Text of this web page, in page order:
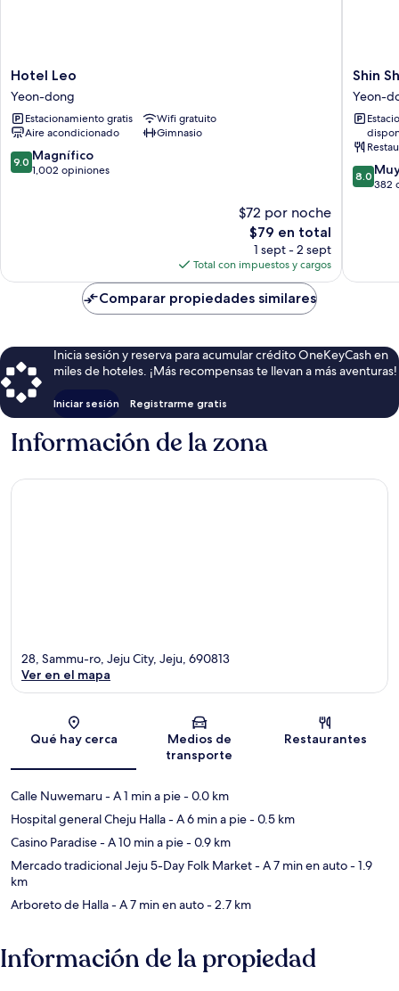
Hotel
Leo
Yeon-
dong
Hotel Leo
Yeon-dong
Estacionamiento gratis
Wifi gratuito
Aire acondicionado
Gimnasio
9.0
de
9.0 Magnífico
1,002 opiniones
$72 por noche
El
precio
actual
es
de
$79
$79 en total
1 sept - 2 sept
Total con impuestos y cargos
Shin
Shin
Hotel
Jeju
Airport
Yeon-
dong
Shin
Yeon-
8.0
de
8.0
382
Comparar propiedades similares
Inicia sesión y reserva para acumular crédito OneKeyCash en
miles de hoteles. ¡Más recompensas te llevan a más aventuras!
Iniciar sesión Registrarme gratis
Información de la zona
Sección del mapa
28, Sammu-ro, Jeju City, Jeju, 690813
Ver en el mapa
Qué hay cerca
Medios de
transporte
Restaurantes
Calle Nuwemaru- A 1 min a pie- 0.0 km
Hospital general Cheju Halla- A 6 min a pie- 0.5 km
Casino Paradise- A 10 min a pie- 0.9 km
Mercado tradicional Jeju 5-Day Folk Market- A 7 min en auto- 1.9
km
Arboreto de Halla- A 7 min en auto- 2.7 km
Información de la propiedad